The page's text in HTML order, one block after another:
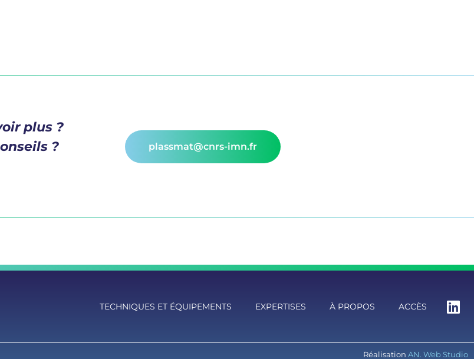
plus ?
?
plassmat@cnrs-imn.fr
TECHNIQUES ET ÉQUIPEMENTS EXPERTISES À PROPOS ACCÈS
Réalisation AN. Web Studio